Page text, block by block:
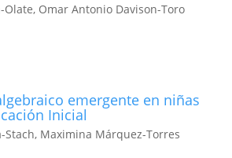
Omar Antonio Davison-Toro
emergente en niñas
Inicial
Maximina Márquez-Torres